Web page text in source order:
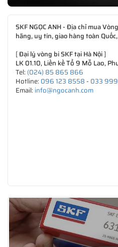
SKF NGỌC ANH - Địa chỉ mua
hãng, uy tín, giao hàng toàn
[Đại lý vòng bi SKF tại Hà Nội]
LK 01.10, Liền kề Tổ 9 Mỗ Lao,
Tel: (024) 85 865 866
Hotline: 096 123 8558- 033
Email: info@ngocanh.com